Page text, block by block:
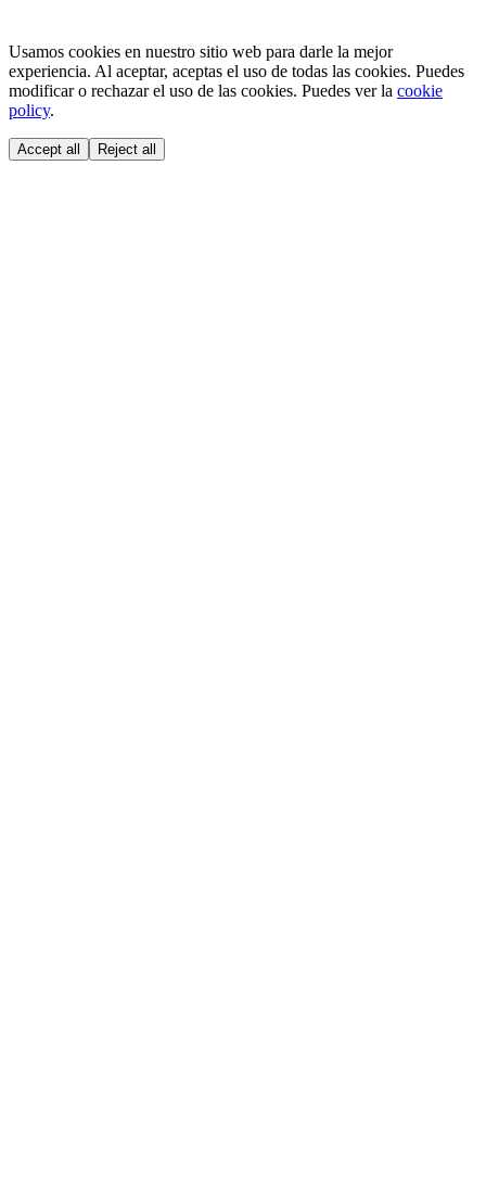
Usamos cookies en nuestro sitio web para darle la mejor
experiencia. Al aceptar, aceptas el uso de todas las cookies. Puedes
modificar o rechazar el uso de las cookies. Puedes ver la cookie
policy.
Accept all Reject all